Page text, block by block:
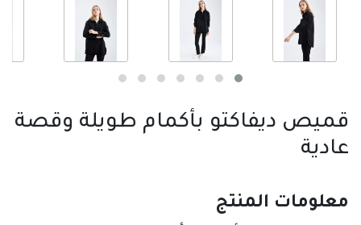
قميص ديفاكتو بأكمام طويلة وقصة
عادية
معلومات المنتج